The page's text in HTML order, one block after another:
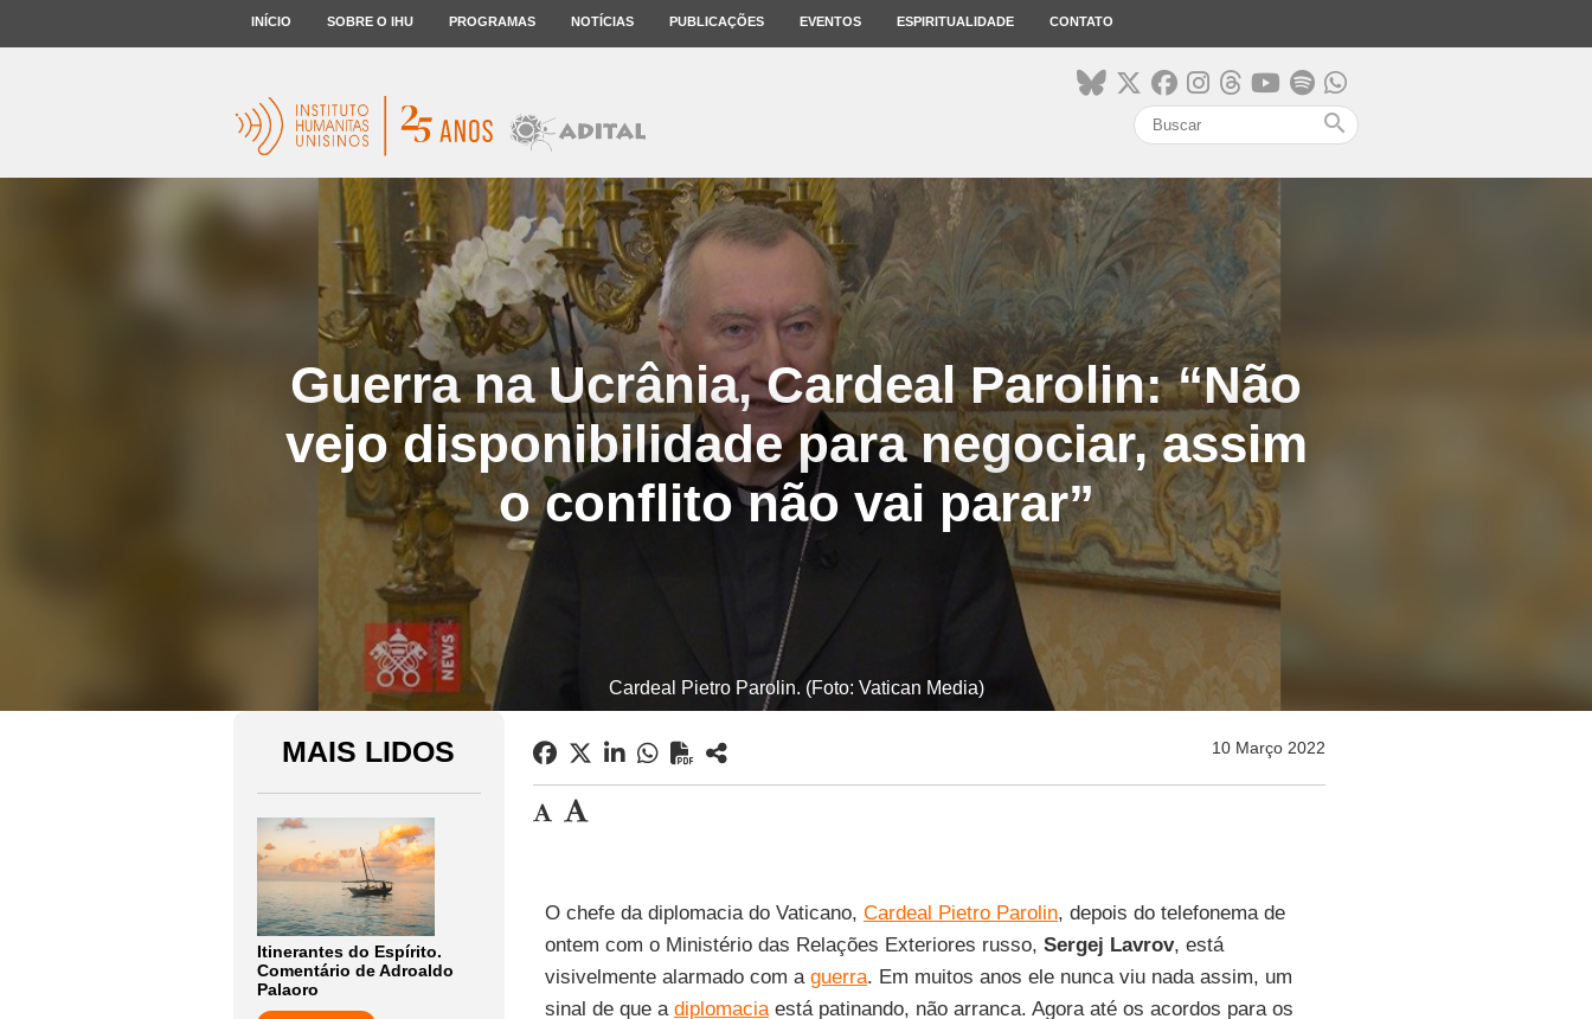
INÍCIO SOBRE O IHU PROGRAMAS NOTÍCIAS PUBLICAÇÕES EVENTOS ESPIRITUALIDADE CONTATO
search
Guerra na Ucrânia, Cardeal Parolin: “Não
vejo disponibilidade para negociar, assim
o conflito não vai parar”
Cardeal Pietro Parolin. (Foto: Vatican Media)
MAIS LIDOS
Itinerantes do Espírito.
Comentário de Adroaldo
Palaoro
10 Março 2022
O chefe da diplomacia do Vaticano, Cardeal Pietro Parolin, depois do telefonema de
ontem com o Ministério das Relações Exteriores russo, Sergej Lavrov, está
visivelmente alarmado com a guerra. Em muitos anos ele nunca viu nada assim, um
sinal de que a diplomaciaestá patinando, não arranca. Agora até os acordos para os